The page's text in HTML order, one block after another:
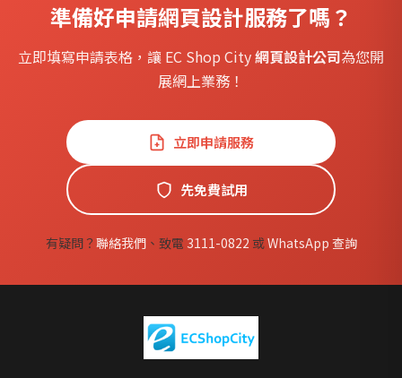
準備好申請網頁設計服務了嗎？
立即填寫申請表格，讓 EC Shop City網頁設計公司為您開
展網上業務！
立即申請服務
先免費試用
有疑問？ 聯絡我們、致電 3111-0822 或WhatsApp 查詢